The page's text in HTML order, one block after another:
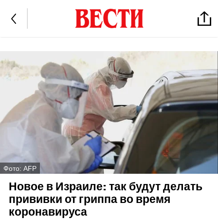
Фото: AFP
Новое в Израиле: так будут делать
прививки от гриппа во время
коронавируса